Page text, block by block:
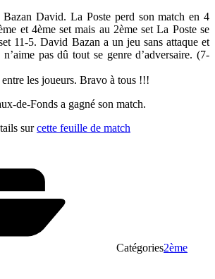
David. La Poste perd son match en 4
et 4ème set mais au 2ème set La Poste se
11-5. David Bazan a un jeu sans attaque et
pas dû tout se genre d’adversaire. (7-
les joueurs. Bravo à tous !!!
de-Fonds a gagné son match.
surcette feuille de match
Catégories2ème